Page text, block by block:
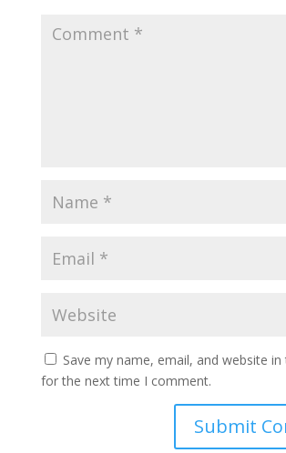
Save my name, email, and website
for the next time I comment.